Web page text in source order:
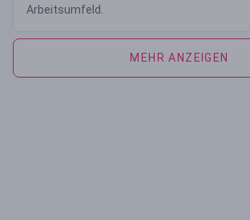
Arbeitsumfeld.
MEHR ANZEIGEN